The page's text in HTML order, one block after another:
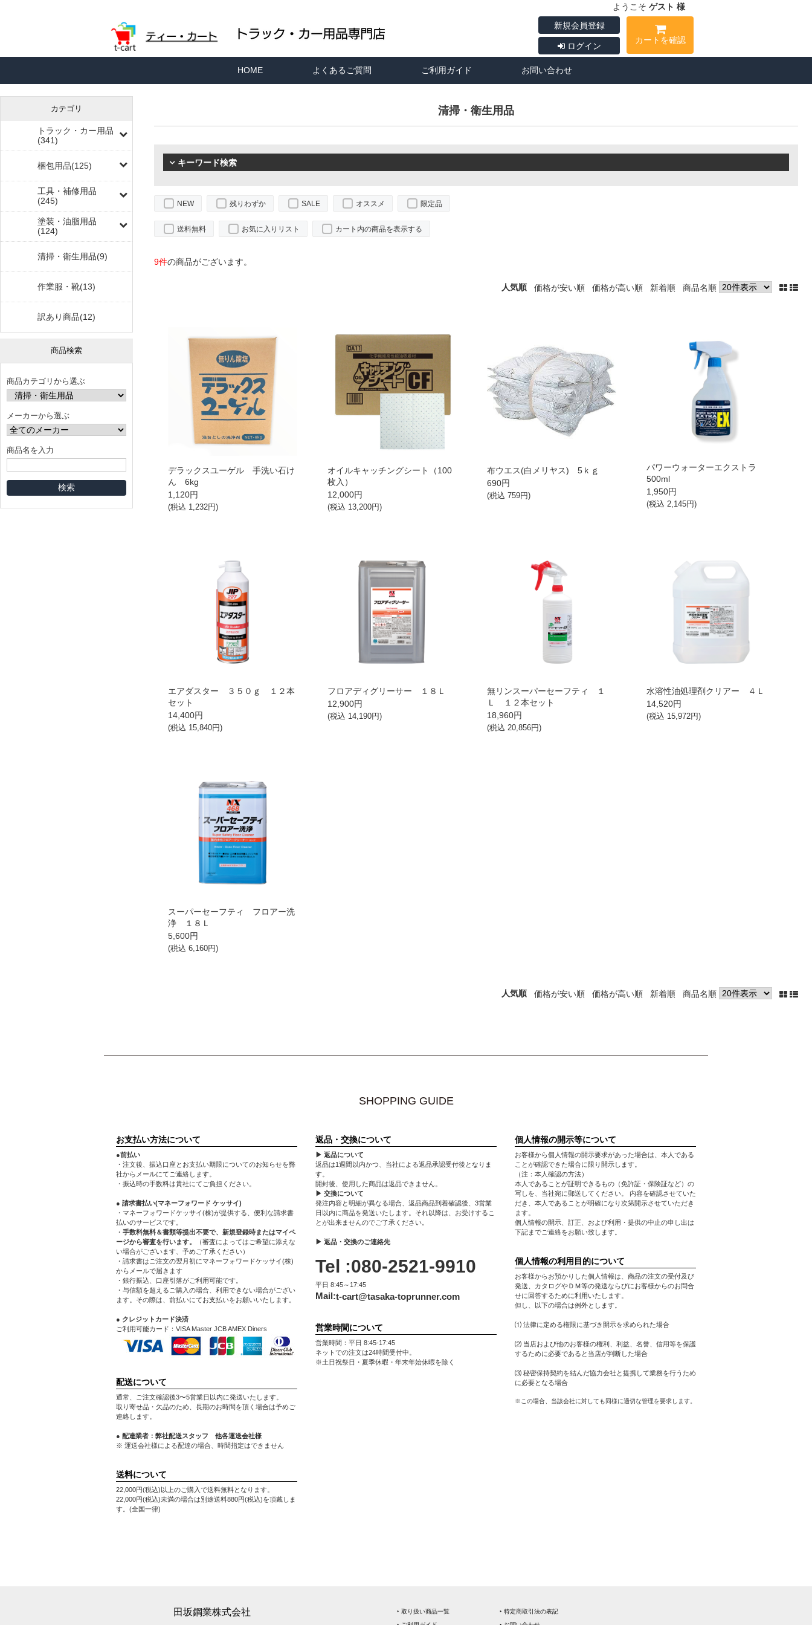
ようこそ ゲスト 様
新規会員登録
ログイン
カートを確認
HOME よくあるご質問 ご利用ガイド お問い合わせ
カテゴリ
トラック・カー用品
(341)
梱包用品(125)
工具・補修用品
(245)
塗装・油脂用品
(124)
清掃・衛生用品(9)
作業服・靴(13)
訳あり商品(12)
商品検索
商品カテゴリから選ぶ
メーカーから選ぶ
商品名を入力
清掃・衛生用品
キーワード検索
NEW 残りわずか SALE オススメ 限定品
送料無料 お気に入りリスト カート内の商品を表示する
9件の商品がございます。
人気順 価格が安い順 価格が高い順 新着順 商品名順
デラックスユーゲル 手洗い石け
ん 6kg
1,120円
(税込 1,232円)
オイルキャッチングシート（100
枚入）
12,000円
(税込 13,200円)
布ウエス(白メリヤス) 5ｋｇ
690円
(税込759円)
パワーウォーターエクストラ
500ml
1,950円
(税込2,145円)
エアダスター ３５０ｇ １２本
セット
14,400円
(税込 15,840円)
フロアディグリーサー １８Ｌ
12,900円
(税込 14,190円)
無リンスーパーセーフティ １
Ｌ １２本セット
18,960円
(税込20,856円)
水溶性油処理剤クリアー ４Ｌ
14,520円
(税込 15,972円)
スーパーセーフティ フロアー洗
浄 １８Ｌ
5,600円
(税込6,160円)
人気順 価格が安い順 価格が高い順 新着順 商品名順
SHOPPING GUIDE
お支払い方法について
●前払い
・注文後、振込口座とお支払い期限についてのお知らせを弊
社からメールにてご連絡します。
・振込時の手数料は貴社にてご負担ください。
● 請求書払い(マネーフォワード ケッサイ)
・マネーフォワードケッサイ(株)が提供する、便利な請求書
払いのサービスです。
・ 手数料無料＆書類等提出不要で、新規登録時またはマイペ
ージから審査を行います。
（審査によってはご希望に添えな
い場合がございます、予めご了承ください）
・請求書はご注文の翌月初にマネーフォワードケッサイ(株)
からメールで届きます
・銀行振込、口座引落がご利用可能です。
・与信額を超えるご購入の場合、利用できない場合がござい
ます。その際は、前払いにてお支払いをお願いいたします。
● クレジットカード決済
ご利用可能カード：VISA Master JCB AMEX Diners
配送について
通常、ご注文確認後3〜5営業日以内に発送いたします。
取り寄せ品・欠品のため、長期のお時間を頂く場合は予めご
連絡します。
● 配達業者：弊社配送スタッフ 他各運送会社様
※ 運送会社様による配達の場合、時間指定はできません
送料について
22,000円(税込)以上のご購入で送料無料となります。
22,000円(税込)未満の場合は別途送料880円(税込)を頂戴しま
す。(全国一律)
返品・交換について
▶ 返品について
返品は1週間以内かつ、当社による返品承認受付後となりま
す。
開封後、使用した商品は返品できません。
▶ 交換について
発注内容と明細が異なる場合、返品商品到着確認後、3営業
日以内に商品を発送いたします。それ以降は、お受けするこ
とが出来ませんのでご了承ください。
▶ 返品・交換のご連絡先
Tel :080-2521-9910
平日 8:45～17:45
Mail:t-cart@tasaka-toprunner.com
営業時間について
営業時間：平日 8:45-17:45
ネットでの注文は24時間受付中。
※土日祝祭日・夏季休暇・年末年始休暇を除く
個人情報の開示等について
お客様から個人情報の開示要求があった場合は、本人である
ことが確認できた場合に限り開示します。
（注：本人確認の方法）
本人であることが証明できるもの（免許証・保険証など）の
写しを、当社宛に郵送してください。 内容を確認させていた
だき、本人であることが明確になり次第開示させていただき
ます。
個人情報の開示、訂正、および利用・提供の中止の申し出は
下記までご連絡をお願い致します。
個人情報の利用目的について
お客様からお預かりした個人情報は、商品の注文の受付及び
発送、カタログやＤＭ等の発送ならびにお客様からのお問合
せに回答するために利用いたします。
但し、以下の場合は例外とします。
⑴ 法律に定める権限に基づき開示を求められた場合
⑵ 当店および他のお客様の権利、利益、名誉、信用等を保護
するために必要であると当店が判断した場合
⑶ 秘密保持契約を結んだ協力会社と提携して業務を行うため
に必要となる場合
※この場合、当該会社に対しても同様に適切な管理を要求します。
田坂鋼業株式会社
‣ 取り扱い商品一覧
‣ 特定商取引法の表記